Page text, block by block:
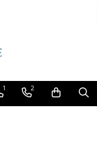
1 2